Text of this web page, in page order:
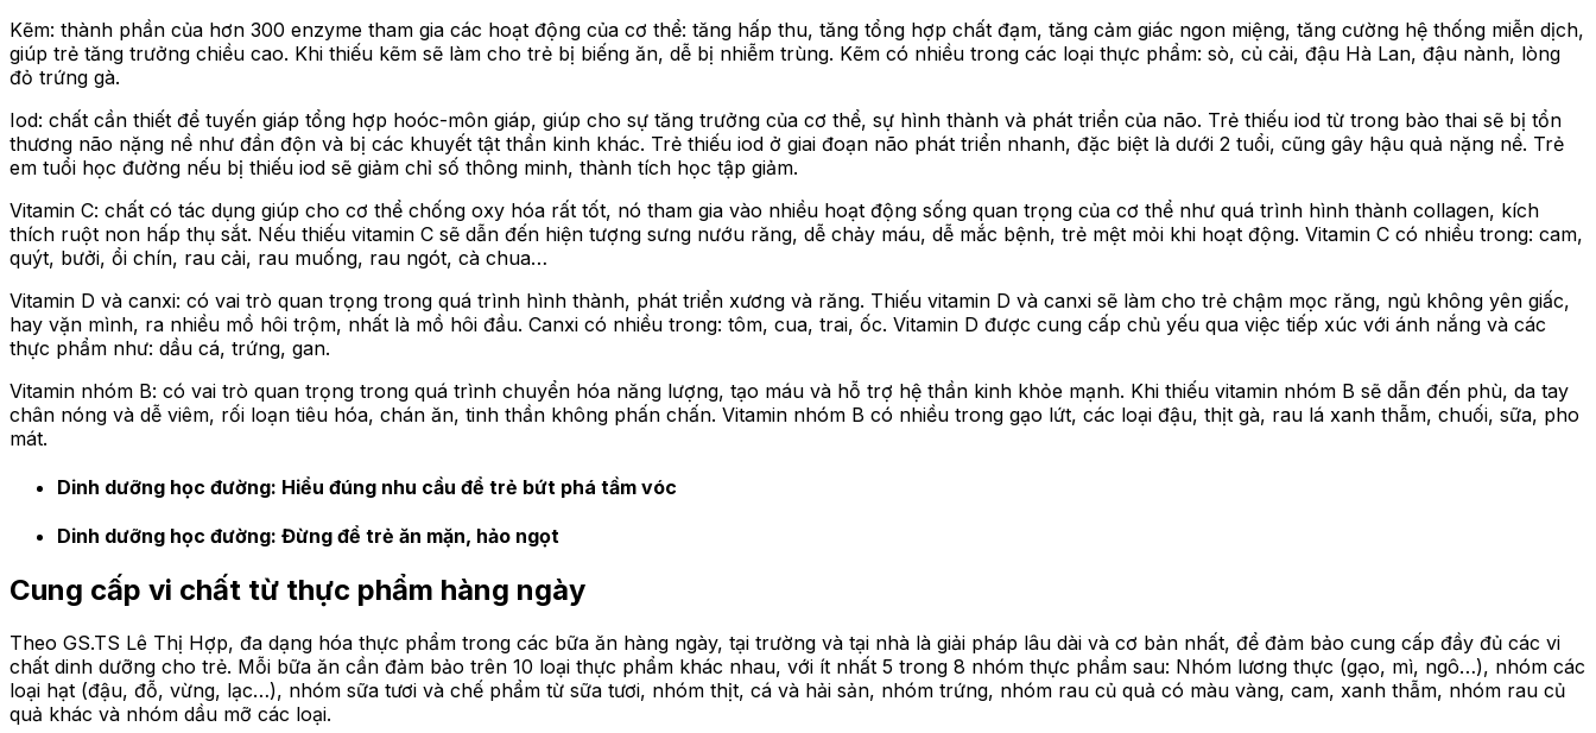
Kẽm: thành phần của hơn 300 enzyme tham gia các hoạt động của cơ thể: tăng hấp thu, tăng tổng hợp chất đạm, tăng cảm giác ngon miệng, tăng cường hệ thống miễn dịch,
giúp trẻ tăng trưởng chiều cao. Khi thiếu kẽm sẽ làm cho trẻ bị biếng ăn, dễ bị nhiễm trùng. Kẽm có nhiều trong các loại thực phẩm: sò, củ cải, đậu Hà Lan, đậu nành, lòng
đỏ trứng gà.
Iod: chất cần thiết để tuyến giáp tổng hợp hoóc-môn giáp, giúp cho sự tăng trưởng của cơ thể, sự hình thành và phát triển của não. Trẻ thiếu iod từ trong bào thai sẽ bị tổn
thương não nặng nề như đần độn và bị các khuyết tật thần kinh khác. Trẻ thiếu iod ở giai đoạn não phát triển nhanh, đặc biệt là dưới 2 tuổi, cũng gây hậu quả nặng nề. Trẻ
em tuổi học đường nếu bị thiếu iod sẽ giảm chỉ số thông minh, thành tích học tập giảm.
Vitamin C: chất có tác dụng giúp cho cơ thể chống oxy hóa rất tốt, nó tham gia vào nhiều hoạt động sống quan trọng của cơ thể như quá trình hình thành collagen, kích
thích ruột non hấp thụ sắt. Nếu thiếu vitamin C sẽ dẫn đến hiện tượng sưng nướu răng, dễ chảy máu, dễ mắc bệnh, trẻ mệt mỏi khi hoạt động. Vitamin C có nhiều trong: cam,
quýt, bưởi, ổi chín, rau cải, rau muống, rau ngót, cà chua…
Vitamin D và canxi: có vai trò quan trọng trong quá trình hình thành, phát triển xương và răng. Thiếu vitamin D và canxi sẽ làm cho trẻ chậm mọc răng, ngủ không yên giấc,
hay vặn mình, ra nhiều mồ hôi trộm, nhất là mồ hôi đầu. Canxi có nhiều trong: tôm, cua, trai, ốc. Vitamin D được cung cấp chủ yếu qua việc tiếp xúc với ánh nắng và các
thực phẩm như: dầu cá, trứng, gan.
Vitamin nhóm B: có vai trò quan trọng trong quá trình chuyển hóa năng lượng, tạo máu và hỗ trợ hệ thần kinh khỏe mạnh. Khi thiếu vitamin nhóm B sẽ dẫn đến phù, da tay
chân nóng và dễ viêm, rối loạn tiêu hóa, chán ăn, tinh thần không phấn chấn. Vitamin nhóm B có nhiều trong gạo lứt, các loại đậu, thịt gà, rau lá xanh thẫm, chuối, sữa, pho
mát.
Dinh dưỡng học đường: Hiểu đúng nhu cầu để trẻ bứt phá tầm vóc
Dinh dưỡng học đường: Đừng để trẻ ăn mặn, hảo ngọt
Cung cấp vi chất từ thực phẩm hàng ngày
Theo GS.TS Lê Thị Hợp, đa dạng hóa thực phẩm trong các bữa ăn hàng ngày, tại trường và tại nhà là giải pháp lâu dài và cơ bản nhất, để đảm bảo cung cấp đầy đủ các vi
chất dinh dưỡng cho trẻ. Mỗi bữa ăn cần đảm bảo trên 10 loại thực phẩm khác nhau, với ít nhất 5 trong 8 nhóm thực phẩm sau: Nhóm lương thực (gạo, mì, ngô…), nhóm các
loại hạt (đậu, đỗ, vừng, lạc…), nhóm sữa tươi và chế phẩm từ sữa tươi, nhóm thịt, cá và hải sản, nhóm trứng, nhóm rau củ quả có màu vàng, cam, xanh thẫm, nhóm rau củ
quả khác và nhóm dầu mỡ các loại.